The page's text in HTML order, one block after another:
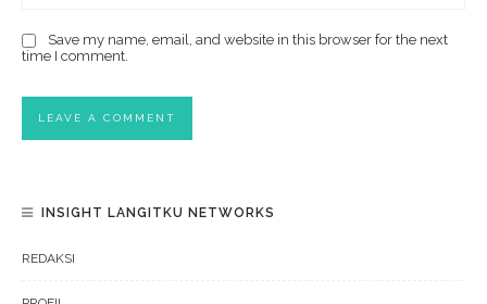
Save my name, email, and website in this browser for the next
time I comment.
INSIGHT LANGITKU NETWORKS
REDAKSI